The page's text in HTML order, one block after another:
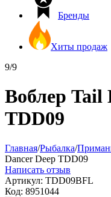
Бренды
Хиты продаж
9/9
Воблер Tail
TDD09
Главная/Рыбалка/
Dancer Deep TDD09
Написать отзыв
Артикул: TDD09BFL
Код: 8951044